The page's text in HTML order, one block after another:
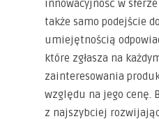
innowacyjność w
także samo podejście
umiejętnością
które zgłasza na
zainteresowania
względu na jego cenę.
z najszybciej